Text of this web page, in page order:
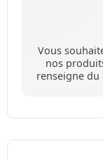
Vous
nos
renseigne du